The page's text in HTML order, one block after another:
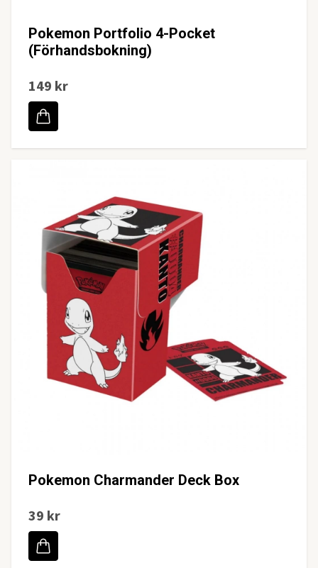
Pokemon Portfolio 4-Pocket
(Förhandsbokning)
149 kr
Pokemon Charmander Deck Box
39 kr